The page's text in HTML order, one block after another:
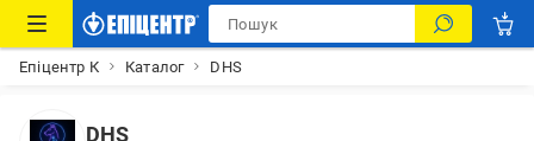
Епіцентр К Каталог DHS
DHS